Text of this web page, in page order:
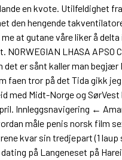
en kvote. Utilfeldighet
den hengende
at gutane våre liker å
NORWEGIAN LHASA
det er sånt kaller man
faen tror på det Tida gikk
med Midt-Norge og
Innleggsnavigering ←
måle penis norsk film
kvar sin tredjepart (1
på Langeneset på